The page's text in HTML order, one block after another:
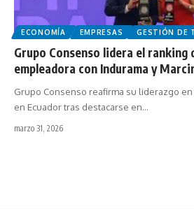
ECONOMÍA EMPRESAS GESTIÓN DE
Grupo Consenso lidera el ranking
empleadora con Indurama y
Grupo Consenso reafirma su liderazgo
en Ecuador tras destacarse en…
marzo 31, 2026